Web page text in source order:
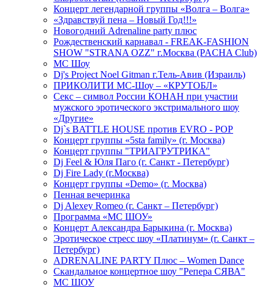
Концерт легендарной группы «Волга – Волга»
«Здравствуй пена – Новый Год!!!»
Новогодний Adrenaline party плюс
Рождественский карнавал - FREAK-FASHION
SHOW "STRANA OZZ" г.Москва (PACHA Club)
MC Шоу
Dj's Project Noel Gitman г.Тель-Авив (Израиль)
ПРИКОЛИТИ МС-Шоу – «КРУТОБЛ»
Секс – символ России КОНАН при участии
мужского эротического экстримального шоу
«Другие»
Dj`s BATTLE HOUSE против EVRO - POP
Концерт группы «5sta family» (г. Москва)
Концерт группы "ТРИАГРУТРИКА"
Dj Feel & Юля Паго (г. Санкт - Петербург)
Dj Fire Lady (г.Москва)
Концерт группы «Demo» (г. Москва)
Пенная вечеринка
Dj Alexey Romeo (г. Санкт – Петербург)
Программа «МС ШОУ»
Концерт Александра Барыкина (г. Москва)
Эротическое стресс шоу «Платинум» (г. Санкт –
Петербург)
ADRENALINE PARTY Плюс – Women Dance
Скандальное концертное шоу "Репера СЯВА"
МС ШОУ